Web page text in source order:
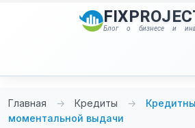
Блог о бизнесе и
Главная → Кредиты →
моментальной выдачи